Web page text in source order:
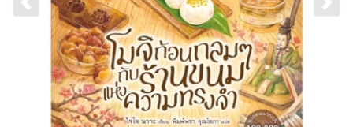
Previous slide